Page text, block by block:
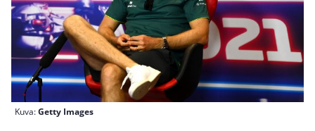
Kuva:Getty Images